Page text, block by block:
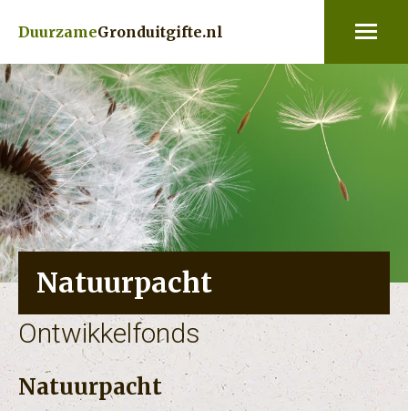
DuurzameGronduitgifte.nl
Natuurpacht
Partners:Groen
Ontwikkelfonds
Natuurpacht